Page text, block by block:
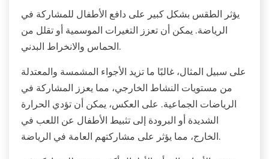
يؤثر الطقس بشكل كبير على دافع الأطفال للمشاركة في
الرياضة. يمكن أن تعزز التغيرات الموسمية أو تقلل من
الحماس والانخراط البدني.
على سبيل المثال، غالبًا ما تزيد الأجواء المشمسة والمعتدلة
من مستويات النشاط الخارجي، مما يعزز المشاركة في
الرياضات الجماعية. على العكس، يمكن أن تؤدي الحرارة
الشديدة أو البرودة إلى تثبيط الأطفال عن اللعب في
الخارج، مما يؤثر على مشاركتهم العامة في الرياضة.